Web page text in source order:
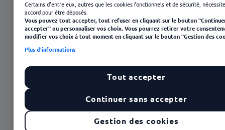
Sommaire
Développer le partage de la valeur ajoutée avec les
Certains d'entre eux, autres que les cookies fonctionnels et de sécurité,
accord pour être déposés.
Vous pouvez tout accepter, tout refuser en cliquant sur le bouton
accepter" ou personnaliser vos choix. Vous pourrez retirer votre
modifier vos choix à tout moment en cliquant sur le bouton "Gestion des
Plus d'informations
Gestion des cookies
Continuer sans accepter
Tout accepter